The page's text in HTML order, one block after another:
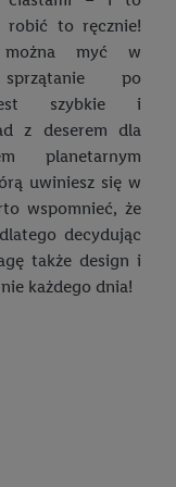
robić to ręcznie!
można myć w
po
jest szybkie i
z deserem dla
planetarnym
uwiniesz się w
wspomnieć, że
decydując
także design i
każdego dnia!
i zebrania
z usług Lidl. W
w usługach
mogli
Zgodę na
w dowolnym
danych Utiq
z
do celów
poniżej
informacji